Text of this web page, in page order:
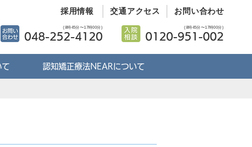
採用情報 交通アクセス お問い合わせ
(8時45分〜17時00分)
048-252-4120
(8時45分〜17時00分)
0120-951-002
て 認知矯正療法NEARについて